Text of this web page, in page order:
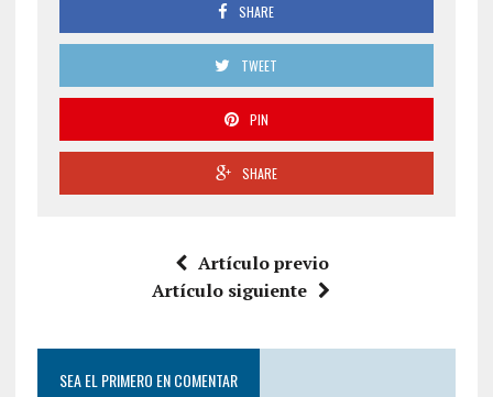
SHARE
TWEET
PIN
SHARE
Artículo previo
Artículo siguiente
SEA EL PRIMERO EN COMENTAR